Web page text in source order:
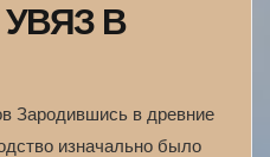
УВЯЗ В
Зародившись в древние
изначально было